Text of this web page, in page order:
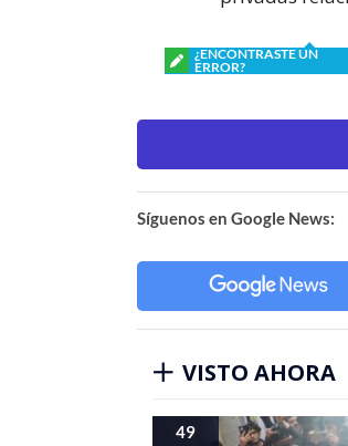
¿ENCONTRASTE UN
ERROR?
Síguenos en Google News:
VISTO AHORA
49